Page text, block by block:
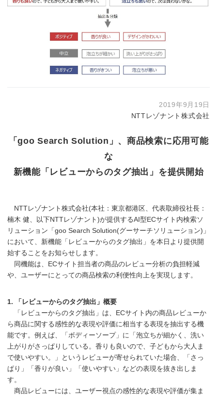
2019年9月19日
NTTレゾナント株式会社
「goo Search Solution」、商品検索に応用可能
な
新機能「レビューからのタグ抽出」を提供開始
NTTレゾナント株式会社(本社：東京都港区、代表取締役社長：
楠木 健、以下NTTレゾナント)が提供するAI型ECサイト内検索ソ
リューション「goo Search Solution(グーサーチソリューション)」
において、新機能「レビューからのタグ抽出」を本日より提供開
始することをお知らせします。
同機能は、ECサイト担当者の商品のレビュー分析の負担軽減
や、ユーザーにとっての商品検索の利便性向上を実現します。
1. 「レビューからのタグ抽出」概要
「レビューからのタグ抽出」は、ECサイト内の商品レビューか
ら商品に関する感性的な表現や評価に相当する表現を抽出する機
能です。例えば、「ボディーソープ」に「泡立ちが細かく、洗い
上がりがさっぱりしている。香りも良いので、子どもから大人ま
で使いやすい。」というレビューが寄せられていた場合、「さっ
ぱり」「香りが良い」「使いやすい」などの表現を抜き出しま
す。
商品レビューには、ユーザー視点の感性的な表現や評価が集ま